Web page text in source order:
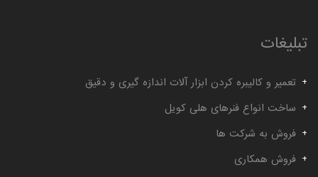
تبلیغات
تعمیر و کالیبره کردن ابزار آلات اندازه گیری و دقیق
ساخت انواع فنرهای هلی کویل
فروش به شرکت ها
فروش همکاری